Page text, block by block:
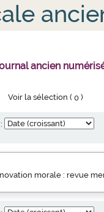
ancien
Voir la sélection (0 )
morale : revue